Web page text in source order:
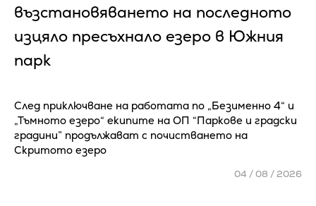
възстановяването на последното
изцяло пресъхнало езеро в Южния
парк
След приключване на работата по „Безименно 4“ и
„Тъмното езеро“ екипите на ОП “Паркове и градски
градини” продължават с почистването на
Скритото езеро
04 / 08 / 2026